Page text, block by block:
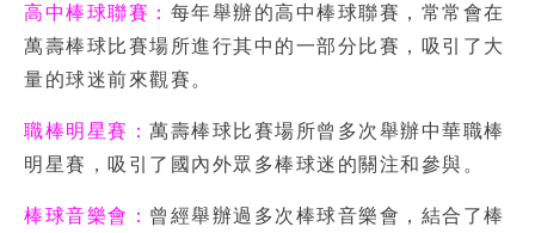
高中棒球聯賽： 每年舉辦的高中棒球聯賽，常常會在
萬壽棒球比賽場所進行其中的一部分比賽，吸引了大
量的球迷前來觀賽。
職棒明星賽： 萬壽棒球比賽場所曾多次舉辦中華職棒
明星賽 ，吸引了國內外眾多棒球迷的關注和參與。
棒球音樂會： 曾經舉辦過多次棒球音樂會，結合了棒